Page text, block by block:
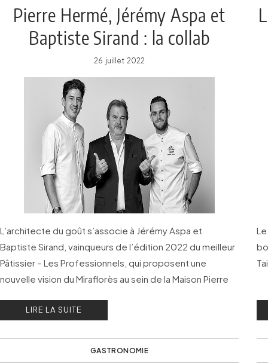
Pierre Hermé, Jérémy Aspa et
Baptiste Sirand : la collab
gourmande de l’été
26 juillet 2022
L’architecte du goût s’associe à Jérémy Aspa et
Baptiste Sirand, vainqueurs de l’édition 2022 du meilleur
Pâtissier – Les Professionnels, qui proposent une
nouvelle vision du Miraflorès au sein de la Maison Pierre
LIRE LA SUITE
GASTRONOMIE